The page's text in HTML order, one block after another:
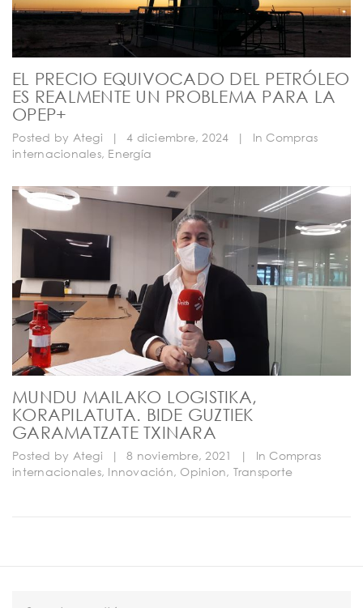
EL PRECIO EQUIVOCADO DEL PETRÓLEO
ES REALMENTE UN PROBLEMA PARA LA
OPEP+
Posted by Ategi | 4 diciembre, 2024 | In Compras
internacionales, Energía
MUNDU MAILAKO LOGISTIKA,
KORAPILATUTA. BIDE GUZTIEK
GARAMATZATE TXINARA
Posted by Ategi | 8 noviembre, 2021 | In Compras
internacionales, Innovación, Opinion, Transporte